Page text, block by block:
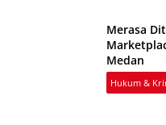
Merasa
Medan
Hukum &